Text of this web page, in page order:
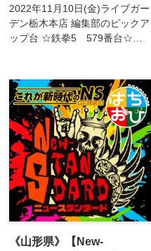
2022年11月10日(金)ライブガー
デン栃木本店 編集部のピックア
ップ台 ☆鉄拳5 579番台☆花
オンALL STARS 621/62...
《山形県》【New-